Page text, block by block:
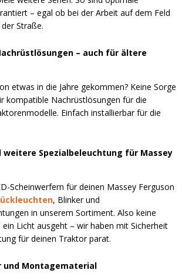
– egal ob bei der Arbeit auf dem Feld
Straße.
– auch für ältere
etwas in die Jahre gekommen? Keine Sorge
kompatible Nachrüstlösungen für die
Einfach installierbar für die
weitere Spezialbeleuchtung für Massey
Scheinwerfern für deinen Massey Ferguson
, Blinker und
in unserem Sortiment. Also keine
Licht ausgeht – wir haben mit Sicherheit
für deinen Traktor parat.
und Montagematerial